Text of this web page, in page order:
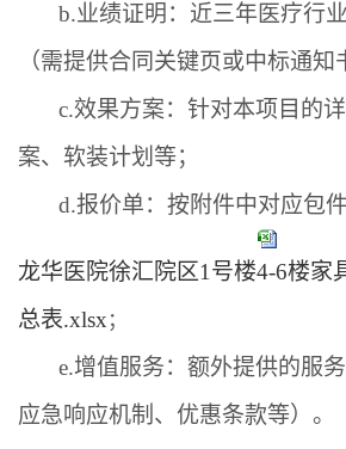
b.业绩证明：近三年医疗行
（需提供合同关键页或中标通知
c.效果方案：针对本项目的
案、软装计划等；
d.报价单：按附件中对应包
龙华医院徐汇院区1号楼4-6楼家
总表.xlsx ；
e.增值服务：额外提供的服
应急响应机制、优惠条款等）。